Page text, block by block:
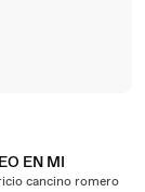
EN MI
cancino romero